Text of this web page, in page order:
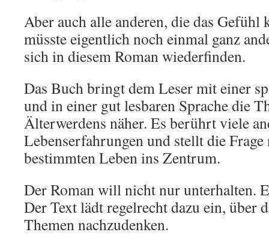
Aber auch alle anderen, die das Gefühl
müsste eigentlich noch einmal ganz
sich in diesem Roman wiederfinden.
Das Buch bringt dem Leser mit einer
und in einer gut lesbaren Sprache die
Älterwerdens näher. Es berührt viele
Lebenserfahrungen und stellt die Frage
bestimmten Leben ins Zentrum.
Der Roman will nicht nur unterhalten.
Der Text lädt regelrecht dazu ein, über
Themen nachzudenken.